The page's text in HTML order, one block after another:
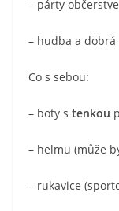
– párty
– hudba a dobrá
Co s sebou:
– boty s tenkou
– helmu (může
– rukavice